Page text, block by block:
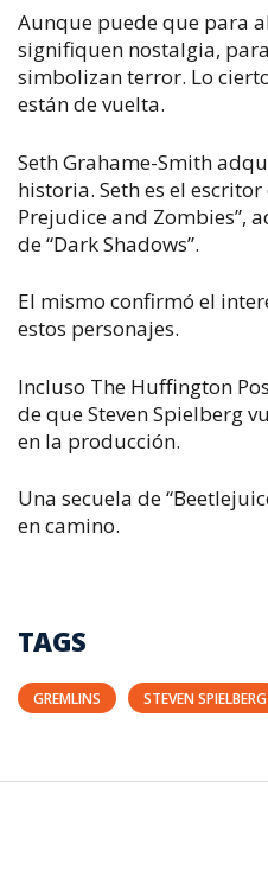
Aunque puede que para
signifiquen nostalgia,
simbolizan terror. Lo
están de vuelta.
Seth Grahame-Smith
historia. Seth es el
Prejudice and Zombies”,
de “Dark Shadows”.
El mismo confirmó el
estos personajes.
Incluso The Huffington
de que Steven Spielberg
en la producción.
Una secuela de
en camino.
TAGS
GREMLINS STEVEN SPIELBERG